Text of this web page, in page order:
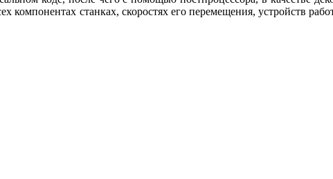
станках, скоростях его перемещения, устройств